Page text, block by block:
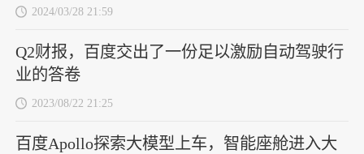
2024/03/28 21:59
Q2财报，百度交出了一份足以激励自动驾驶行
业的答卷
2023/08/22 21:25
百度Apollo探索大模型上车，智能座舱进入大